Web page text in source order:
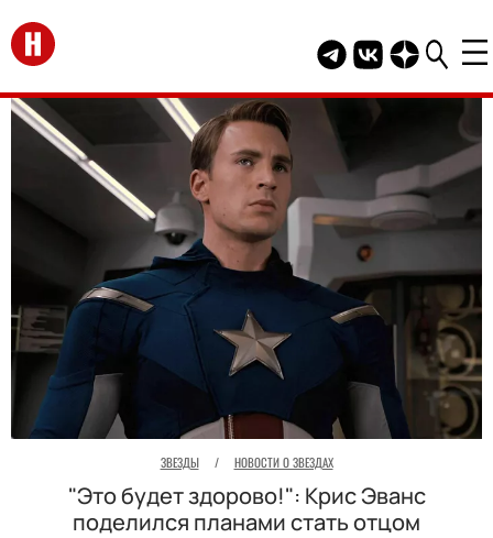
Перейти на главную
Telegram канал
Группа HELLO
Канал
ЗВЕЗДЫ / НОВОСТИ О ЗВЕЗДАХ
"Это будет здорово!": Крис Эванс
поделился планами стать отцом